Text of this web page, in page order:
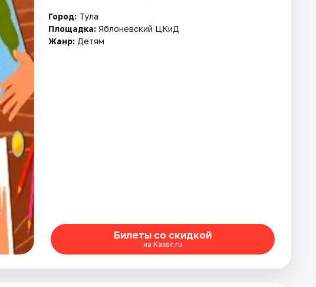
Город: Тула
Площадка: Яблоневский ЦКиД
Жанр: Детям
Билеты со скидкой
на Kassir.ru